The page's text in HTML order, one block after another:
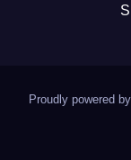
Proudly powered